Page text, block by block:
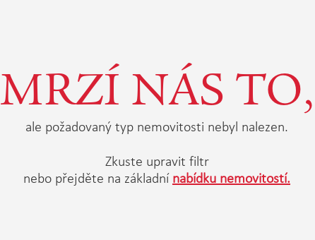
MRZÍ NÁS TO,
ale požadovaný typ nemovitosti nebyl nalezen.
Zkuste upravit filtr
nebo přejděte na základní nabídku nemovitostí.